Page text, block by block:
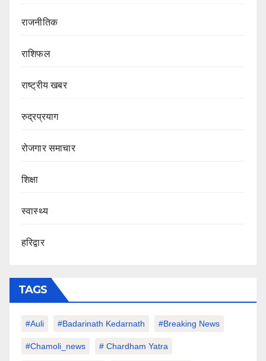
राजनीतिक
राशिफल
राष्ट्रीय खबर
रुद्रप्रयाग
रोजगार समाचार
शिक्षा
स्वास्थ्य
हरिद्वार
TAGS
#auli #Badarinath Kedarnath #Breaking News
#chamoli_news # Chardham Yatra